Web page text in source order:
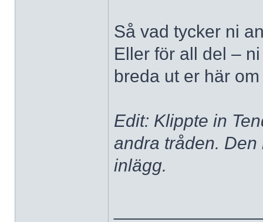
Så vad tycker ni
Eller för all del –
breda ut er här
Edit: Klippte in
andra tråden.
inlägg.